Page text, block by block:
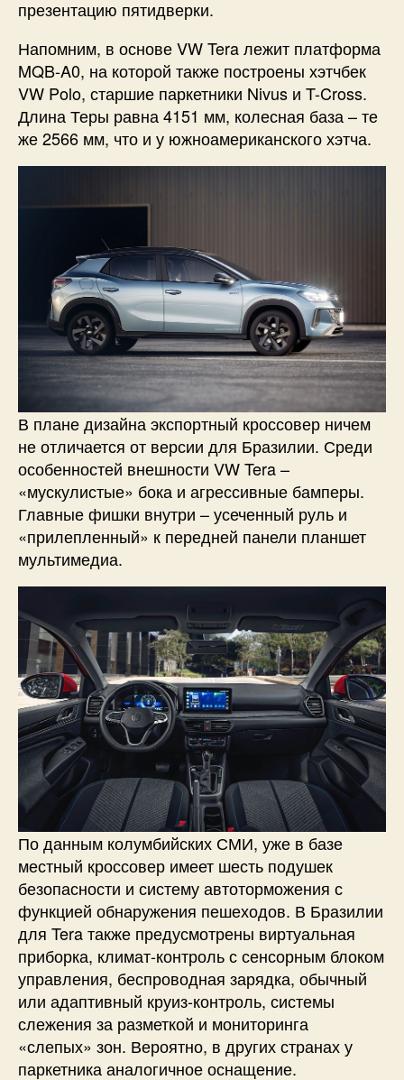
презентацию пятидверки.
Напомним, в основе VW Tera лежит платформа
MQB-A0, на которой также построены хэтчбек
VW Polo, старшие паркетники Nivus и T-Cross.
Длина Теры равна 4151 мм, колесная база – те
же 2566 мм, что и у южноамериканского хэтча.
В плане дизайна экспортный кроссовер ничем
не отличается от версии для Бразилии. Среди
особенностей внешности VW Tera –
«мускулистые» бока и агрессивные бамперы.
Главные фишки внутри – усеченный руль и
«прилепленный» к передней панели планшет
мультимедиа.
По данным колумбийских СМИ, уже в базе
местный кроссовер имеет шесть подушек
безопасности и систему автоторможения с
функцией обнаружения пешеходов. В Бразилии
для Tera также предусмотрены виртуальная
приборка, климат-контроль с сенсорным блоком
управления, беспроводная зарядка, обычный
или адаптивный круиз-контроль, системы
слежения за разметкой и мониторинга
«слепых» зон. Вероятно, в других странах у
паркетника аналогичное оснащение.